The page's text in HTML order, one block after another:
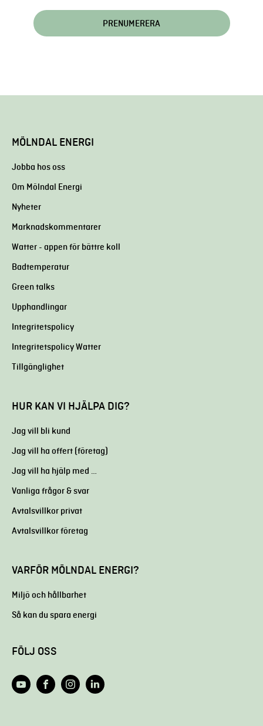
MÖLNDAL ENERGI
Jobba hos oss
Om Mölndal Energi
Nyheter
Marknadskommentarer
Watter - appen för bättre koll
Badtemperatur
Green talks
Upphandlingar
Integritetspolicy
Integritetspolicy Watter
Tillgänglighet
HUR KAN VI HJÄLPA DIG?
Jag vill bli kund
Jag vill ha offert (företag)
Jag vill ha hjälp med …
Vanliga frågor & svar
Avtalsvillkor privat
Avtalsvillkor företag
VARFÖR MÖLNDAL ENERGI?
Miljö och hållbarhet
Så kan du spara energi
FÖLJ OSS